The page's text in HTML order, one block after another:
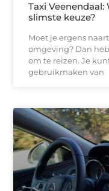
Taxi
slimste keuze?
Moet je ergens
omgeving? Dan
om te reizen. Je
gebruikmaken van